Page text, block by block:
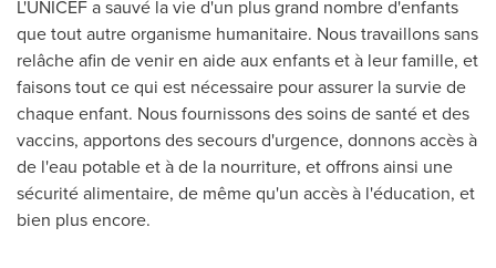
L'UNICEF a sauvé la vie d'un plus grand nombre d'enfants
que tout autre organisme humanitaire. Nous travaillons sans
relâche afin de venir en aide aux enfants et à leur famille, et
faisons tout ce qui est nécessaire pour assurer la survie de
chaque enfant. Nous fournissons des soins de santé et des
vaccins, apportons des secours d'urgence, donnons accès à
de l'eau potable et à de la nourriture, et offrons ainsi une
sécurité alimentaire, de même qu'un accès à l'éducation, et
bien plus encore.